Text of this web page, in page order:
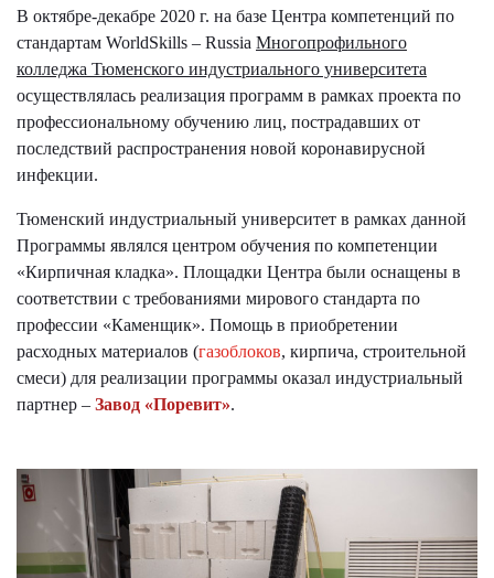
В октябре-декабре 2020 г. на базе Центра компетенций по
стандартам WorldSkills – Russia Многопрофильного
колледжа Тюменского индустриального университета
осуществлялась реализация программ в рамках проекта по
профессиональному обучению лиц, пострадавших от
последствий распространения новой коронавирусной
инфекции.
Тюменский индустриальный университет в рамках данной
Программы являлся центром обучения по компетенции
«Кирпичная кладка». Площадки Центра были оснащены в
соответствии с требованиями мирового стандарта по
профессии «Каменщик». Помощь в приобретении
расходных материалов (газоблоков, кирпича, строительной
смеси) для реализации программы оказал индустриальный
партнер – Завод «Поревит».